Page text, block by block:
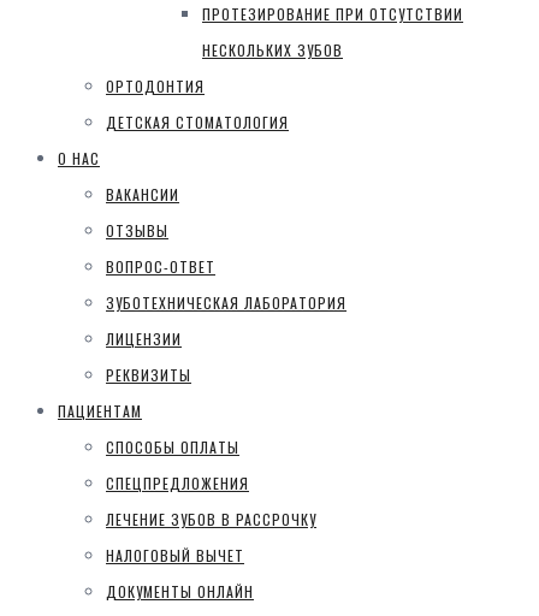
ПРОТЕЗИРОВАНИЕ ПРИ ОТСУТСТВИИ
НЕСКОЛЬКИХ ЗУБОВ
ОРТОДОНТИЯ
ДЕТСКАЯ СТОМАТОЛОГИЯ
О НАС
ВАКАНСИИ
ОТЗЫВЫ
ВОПРОС-ОТВЕТ
ЗУБОТЕХНИЧЕСКАЯ ЛАБОРАТОРИЯ
ЛИЦЕНЗИИ
РЕКВИЗИТЫ
ПАЦИЕНТАМ
СПОСОБЫ ОПЛАТЫ
СПЕЦПРЕДЛОЖЕНИЯ
ЛЕЧЕНИЕ ЗУБОВ В РАССРОЧКУ
НАЛОГОВЫЙ ВЫЧЕТ
ДОКУМЕНТЫ ОНЛАЙН